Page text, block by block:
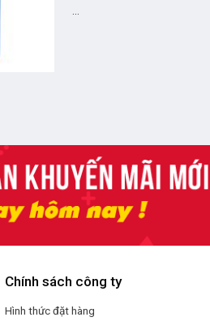
...
Chính sách công ty
Hình thức đặt hàng